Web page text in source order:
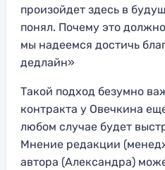
произойдет здесь в
понял. Почему это
мы надеемся достичь
дедлайн»
Такой подход безумно
контракта у Овечкина
любом случае будет
Мнение редакции
автора (Александра)